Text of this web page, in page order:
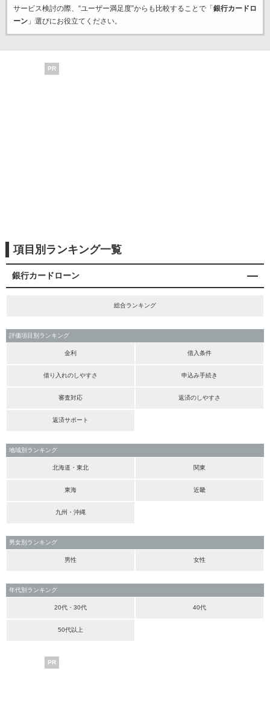
サービス検討の際、“ユーザー満足度”からも比較することで「 銀行カードロ
ーン」選びにお役立てください。
PR
項目別ランキング一覧
銀行カードローン
総合ランキング
評価項目別ランキング
金利 借入条件
借り入れのしやすさ 申込み手続き
審査対応 返済のしやすさ
返済サポート
地域別ランキング
北海道・東北 関東
東海 近畿
九州・沖縄
男女別ランキング
男性 女性
年代別ランキング
20代・30代 40代
50代以上
PR